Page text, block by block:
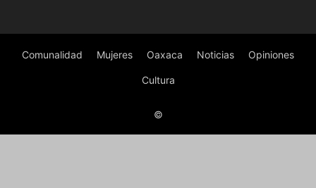
Comunalidad Mujeres Oaxaca Noticias Opiniones
Cultura
©